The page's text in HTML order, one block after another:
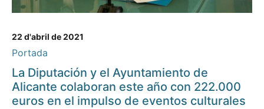
22 d'abril de 2021
Portada
La Diputación y el Ayuntamiento de
Alicante colaboran este año con 222.000
euros en el impulso de eventos culturales